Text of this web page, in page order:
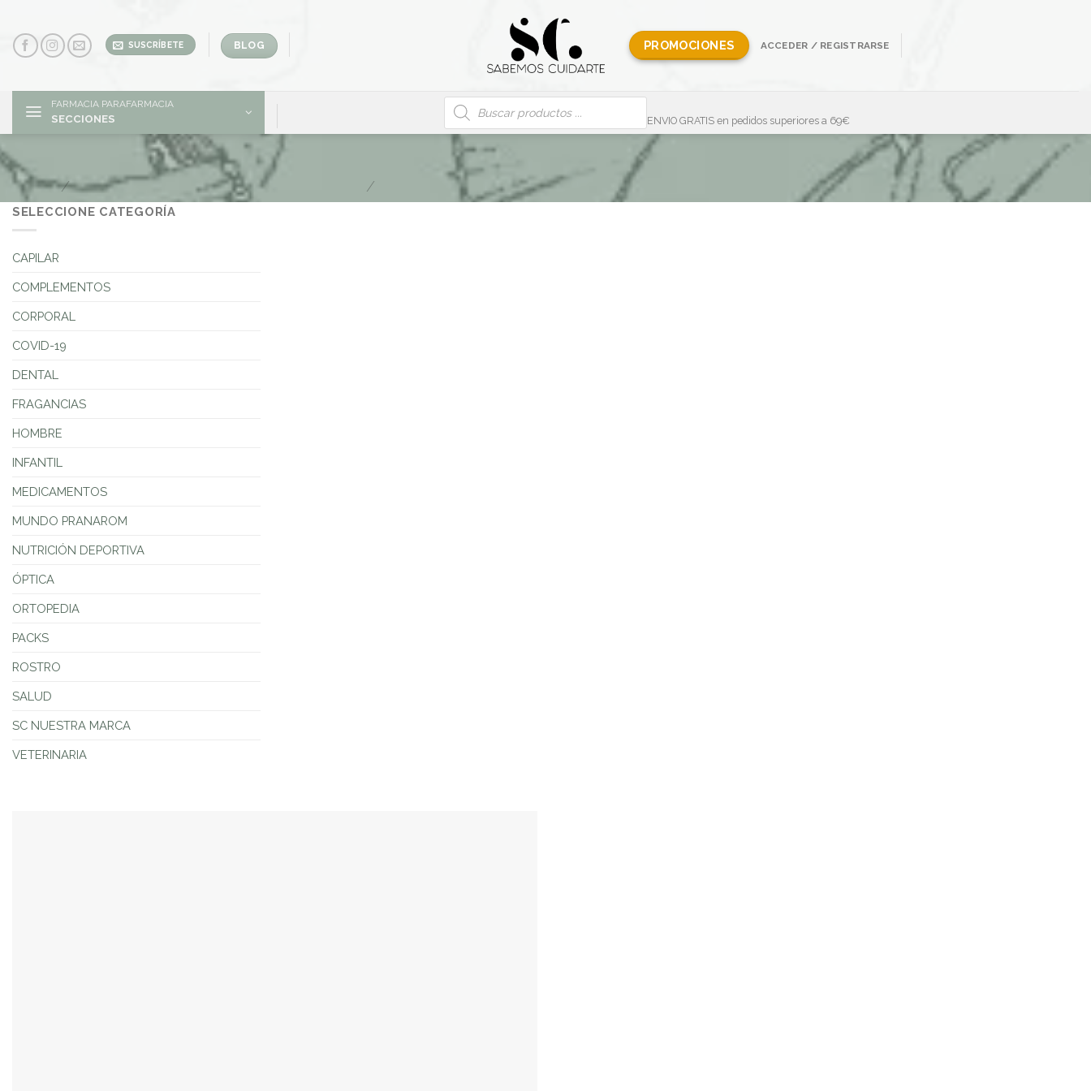
content
SUSCRÍBETE BLOG PROMOCIONES ACCEDER / REGISTRARSE
FARMACIA PARAFARMACIA
SECCIONES
Búsqueda
de
productos
ENVIO GRATIS en pedidos superiores a 69€
Inicio / FORMA FARMACÉUTICA del producto / Ambientador
Mostrando el único resultado
SELECCIONE CATEGORÍA
CAPILAR
COMPLEMENTOS
CORPORAL
COVID-19
DENTAL
FRAGANCIAS
HOMBRE
INFANTIL
MEDICAMENTOS
MUNDO PRANAROM
NUTRICIÓN DEPORTIVA
ÓPTICA
ORTOPEDIA
PACKS
ROSTRO
SALUD
SC NUESTRA MARCA
VETERINARIA